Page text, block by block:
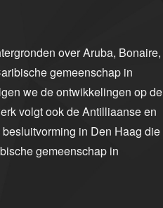
over Aruba, Bonaire,
gemeenschap in
we de ontwikkelingen op de
volgt ook de Antilliaanse en
in Den Haag die
gemeenschap in